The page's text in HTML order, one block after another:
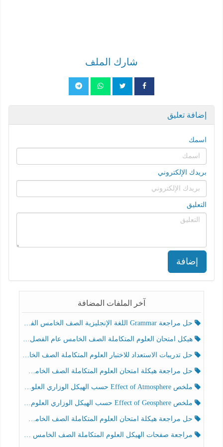
شارك الملف
إضافة تعليق
اسمك
بريدك الإلكتروني
التعليق
إضافة
آخر الملفات المضافة
حل مراجعة Grammar اللغة الإنجليزية الصف الخامس الفصل الثالث
هيكل امتحان العلوم المتكاملة الصف الخامس عام الفصل الدراسي الثالث 2025-2026
حل تدريبات الاستعداد للاختبار العلوم المتكاملة الصف الخامس عام الفصل الثالث
حل مراجعة هيكلة امتحان العلوم المتكاملة الصف الخامس انسبير الفصل الثالث
ملخص Effect of Atmosphere حسب الهيكل الوزاري العلوم المتكاملة الصف الخامس انسبير الفصل الثالث
ملخص Effect of Geosphere حسب الهيكل الوزاري العلوم المتكاملة الصف الخامس انسبير الفصل الثالث
حل مراجعة هيكلة امتحان العلوم المتكاملة الصف الخامس عام الفصل الثالث
مراجعة صفحات الهيكل العلوم المتكاملة الصف الخامس انسبير الفصل الثالث